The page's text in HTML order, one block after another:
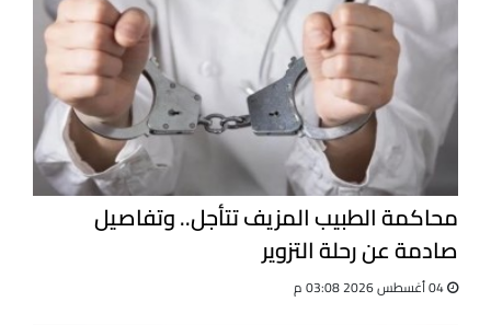
محاكمة الطبيب المزيف تتأجل.. وتفاصيل
صادمة عن رحلة التزوير